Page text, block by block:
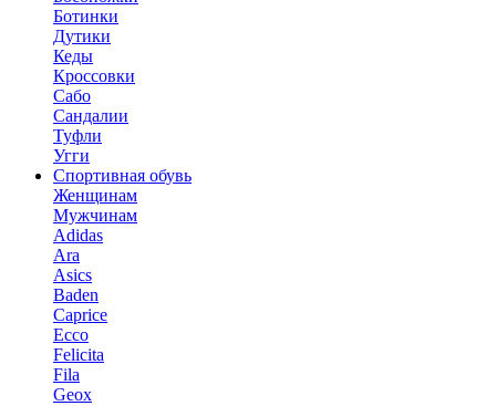
Ботинки
Дутики
Кеды
Кроссовки
Сабо
Сандалии
Туфли
Угги
Спортивная обувь
Женщинам
Мужчинам
Adidas
Ara
Asics
Baden
Caprice
Ecco
Felicita
Fila
Geox